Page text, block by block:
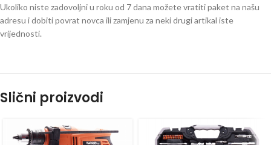
Ukoliko niste zadovoljni u roku od 7 dana možete vratiti paket na našu
adresu i dobiti povrat novca ili zamjenu za neki drugi artikal iste
vrijednosti.
Slični proizvodi